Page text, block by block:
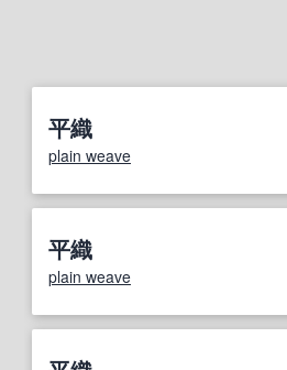
平織
plain weave
平織
plain weave